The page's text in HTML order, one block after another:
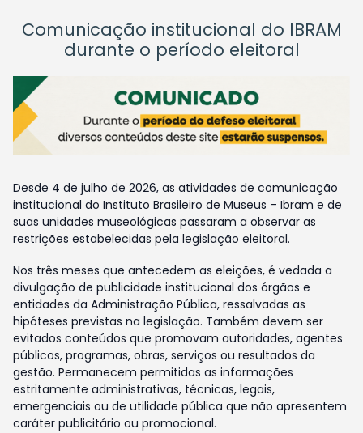
Comunicação institucional do IBRAM
durante o período eleitoral
Desde 4 de julho de 2026, as atividades de comunicação
institucional do Instituto Brasileiro de Museus – Ibram e de
suas unidades museológicas passaram a observar as
restrições estabelecidas pela legislação eleitoral.
Nos três meses que antecedem as eleições, é vedada a
divulgação de publicidade institucional dos órgãos e
entidades da Administração Pública, ressalvadas as
hipóteses previstas na legislação. Também devem ser
evitados conteúdos que promovam autoridades, agentes
públicos, programas, obras, serviços ou resultados da
gestão. Permanecem permitidas as informações
estritamente administrativas, técnicas, legais,
emergenciais ou de utilidade pública que não apresentem
caráter publicitário ou promocional.